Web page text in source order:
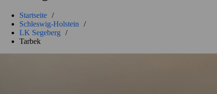
Startseite /
Schleswig-Holstein
/
LK Segeberg
/
Tarbek